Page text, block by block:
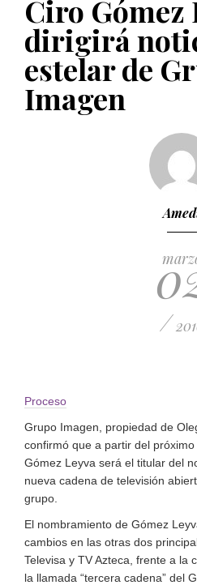
PUBLICADO EL 5 ENERO, 2023
Ciro Gómez
dirigirá
estelar de
Imagen
/
Proceso
Grupo Imagen, propiedad de
confirmó que a partir del
Gómez Leyva será el titular del
nueva cadena de televisión
grupo.
El nombramiento de Gómez
cambios en las otras dos
Televisa y TV Azteca, frente a la
la llamada “tercera cadena” del